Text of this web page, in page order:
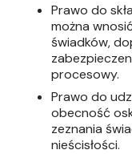
Prawo do
można
świadków,
procesowy.
Prawo do
obecność
zeznania
nieścisłości.